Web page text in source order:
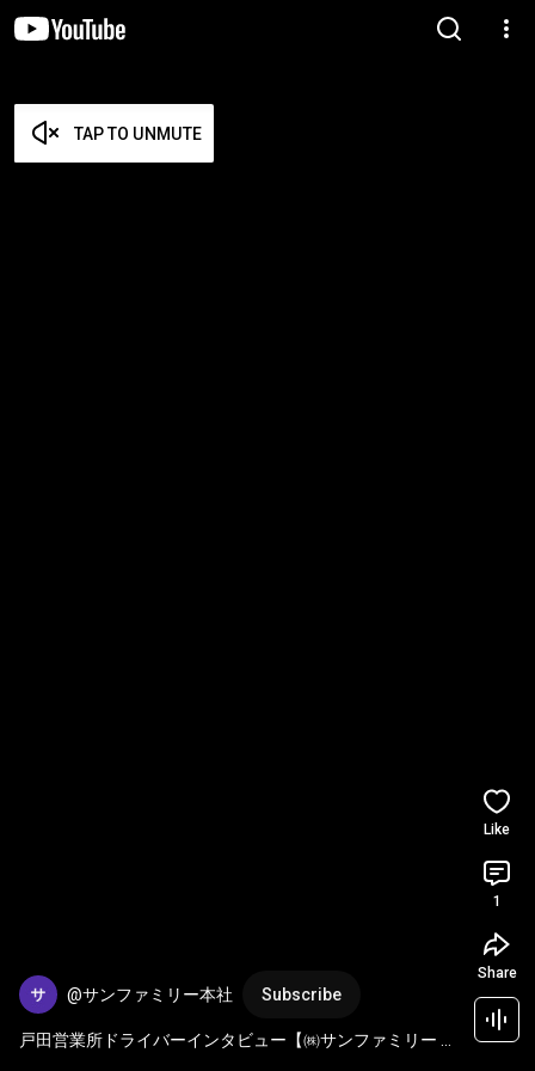
TAP TO UNMUTE
@サンファミリー本社 Subscribe
戸田営業所ドライバーインタビュー【㈱サンファミリー 特
Like
1
Share